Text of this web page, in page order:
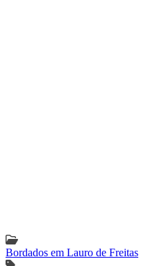
Bordados em Lauro de Freitas